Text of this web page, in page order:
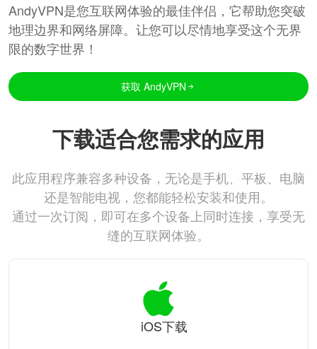
AndyVPN是您互联网体验的最佳伴侣，它帮助您突破
地理边界和网络屏障。让您可以尽情地享受这个无界
限的数字世界！
获取 AndyVPN
下载适合您需求的应用
此应用程序兼容多种设备，无论是手机、平板、电脑
还是智能电视，您都能轻松安装和使用。
通过一次订阅，即可在多个设备上同时连接，享受无
缝的互联网体验。
iOS下载